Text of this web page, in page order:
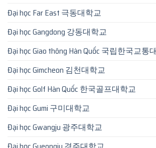
Đại học Far East 극동대학교
Đại học Gangdong 강동대학교
Đại học Giao thông Hàn Quốc 국립한국교통
Đại học Gimcheon 김천대학교
Đại học Golf Hàn Quốc 한국골프대학교
Đại học Gumi 구미대학교
Đại học Gwangju 광주대학교